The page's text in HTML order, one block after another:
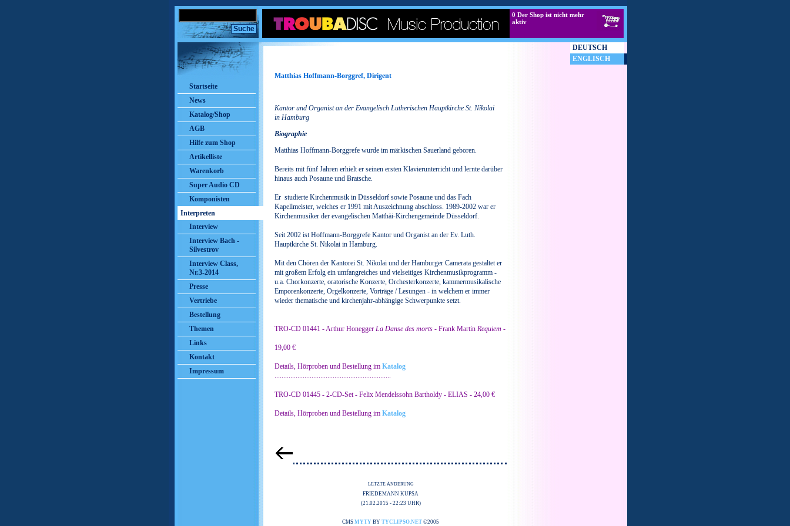
0 Der Shop ist nicht mehr
aktiv
DEUTSCH
ENGLISCH
Startseite
News
Katalog/Shop
AGB
Hilfe zum Shop
Artikelliste
Warenkorb
Super Audio CD
Komponisten
Interpreten
Interview
Interview Bach -
Silvestrov
Interview Class,
Nr.3-2014
Presse
Vertriebe
Bestellung
Themen
Links
Kontakt
Impressum
Matthias Hoffmann-Borggref, Dirigent
Kantor und Organist an der Evangelisch Lutherischen Hauptkirche St. Nikolai
in Hamburg
Biographie
Matthias Hoffmann-Borggrefe wurde im märkischen Sauerland geboren.
Bereits mit fünf Jahren erhielt er seinen ersten Klavierunterricht und lernte darüber
hinaus auch Posaune und Bratsche.
Er studierte Kirchenmusik in Düsseldorf sowie Posaune und das Fach
Kapellmeister, welches er 1991 mit Auszeichnung abschloss. 1989-2002 war er
Kirchenmusiker der evangelischen Matthäi-Kirchengemeinde Düsseldorf.
Seit 2002 ist Hoffmann-Borggrefe Kantor und Organist an der Ev. Luth.
Hauptkirche St. Nikolai in Hamburg.
Mit den Chören der Kantorei St. Nikolai und der Hamburger Camerata gestaltet er
mit großem Erfolg ein umfangreiches und vielseitiges Kirchenmusikprogramm -
u.a. Chorkonzerte, oratorische Konzerte, Orchesterkonzerte, kammermusikalische
Emporenkonzerte, Orgelkonzerte, Vorträge / Lesungen - in welchem er immer
wieder thematische und kirchenjahr-abhängige Schwerpunkte setzt.
TRO-CD 01441 - Arthur Honegger La Danse des morts - Frank Martin Requiem -
19,00 €
Details, Hörproben und Bestellung im Katalog
..................................................................
TRO-CD 01445 - 2-CD-Set - Felix Mendelssohn Bartholdy - ELIAS - 24,00 €
Details, Hörproben und Bestellung im Katalog
LETZTE ÄNDERUNG
FRIEDEMANN KUPSA
(21.02.2015 - 22:23 UHR)
CMS MYTY BY TYCLIPSO.NET ©2005